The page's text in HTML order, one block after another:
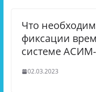
Что
фиксации
системе
02.03.2023